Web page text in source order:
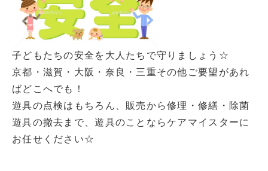
子どもたちの安全を大人たちで守りましょう☆
京都・滋賀・大阪・奈良・三重その他ご要望があれ
ばどこへでも！
遊具の点検はもちろん、販売から修理・修繕・除菌
遊具の撤去まで、遊具のことならケアマイスターに
お任せください☆